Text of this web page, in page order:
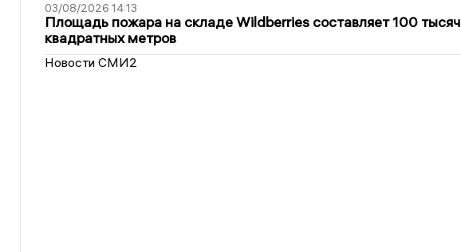
03/08/2026 14:13
Площадь пожара на складе Wildberries составляет 100 тысяч
квадратных метров
Новости СМИ2